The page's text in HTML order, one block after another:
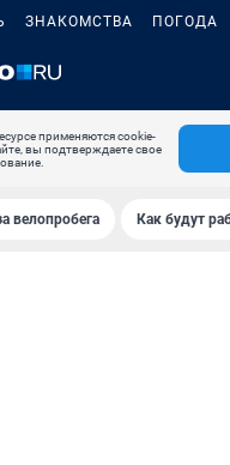
ЗНАКОМСТВА ПОГОДА
применяются cookie-
вы подтверждаете свое
велопробега Как будут